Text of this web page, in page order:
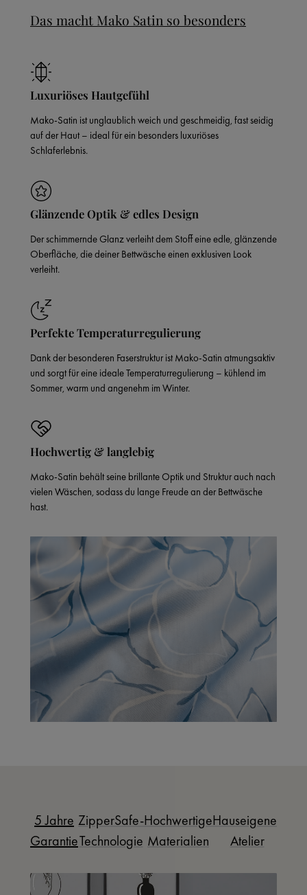
Das macht Mako Satin so besonders
Luxuriöses Hautgefühl
Mako-Satin ist unglaublich weich und geschmeidig, fast seidig
auf der Haut – ideal für ein besonders luxuriöses
Schlaferlebnis.
Glänzende Optik & edles Design
Der schimmernde Glanz verleiht dem Stoff eine edle, glänzende
Oberfläche, die deiner Bettwäsche einen exklusiven Look
verleiht.
Perfekte Temperaturregulierung
Dank der besonderen Faserstruktur ist Mako-Satin atmungsaktiv
und sorgt für eine ideale Temperaturregulierung – kühlend im
Sommer, warm und angenehm im Winter.
Hochwertig & langlebig
Mako-Satin behält seine brillante Optik und Struktur auch nach
vielen Wäschen, sodass du lange Freude an der Bettwäsche
hast.
5 Jahre
Garantie
ZipperSafe-
Technologie
Hochwertige
Materialien
Hauseigenes
Atelier